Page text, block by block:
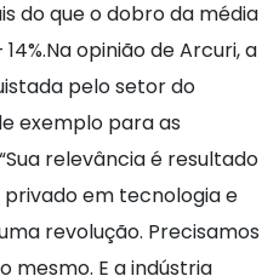
do que o dobro da média
opinião de Arcuri, a
pelo setor do
exemplo para as
relevância é resultado
em tecnologia e
revolução. Precisamos
mesmo. E a indústria